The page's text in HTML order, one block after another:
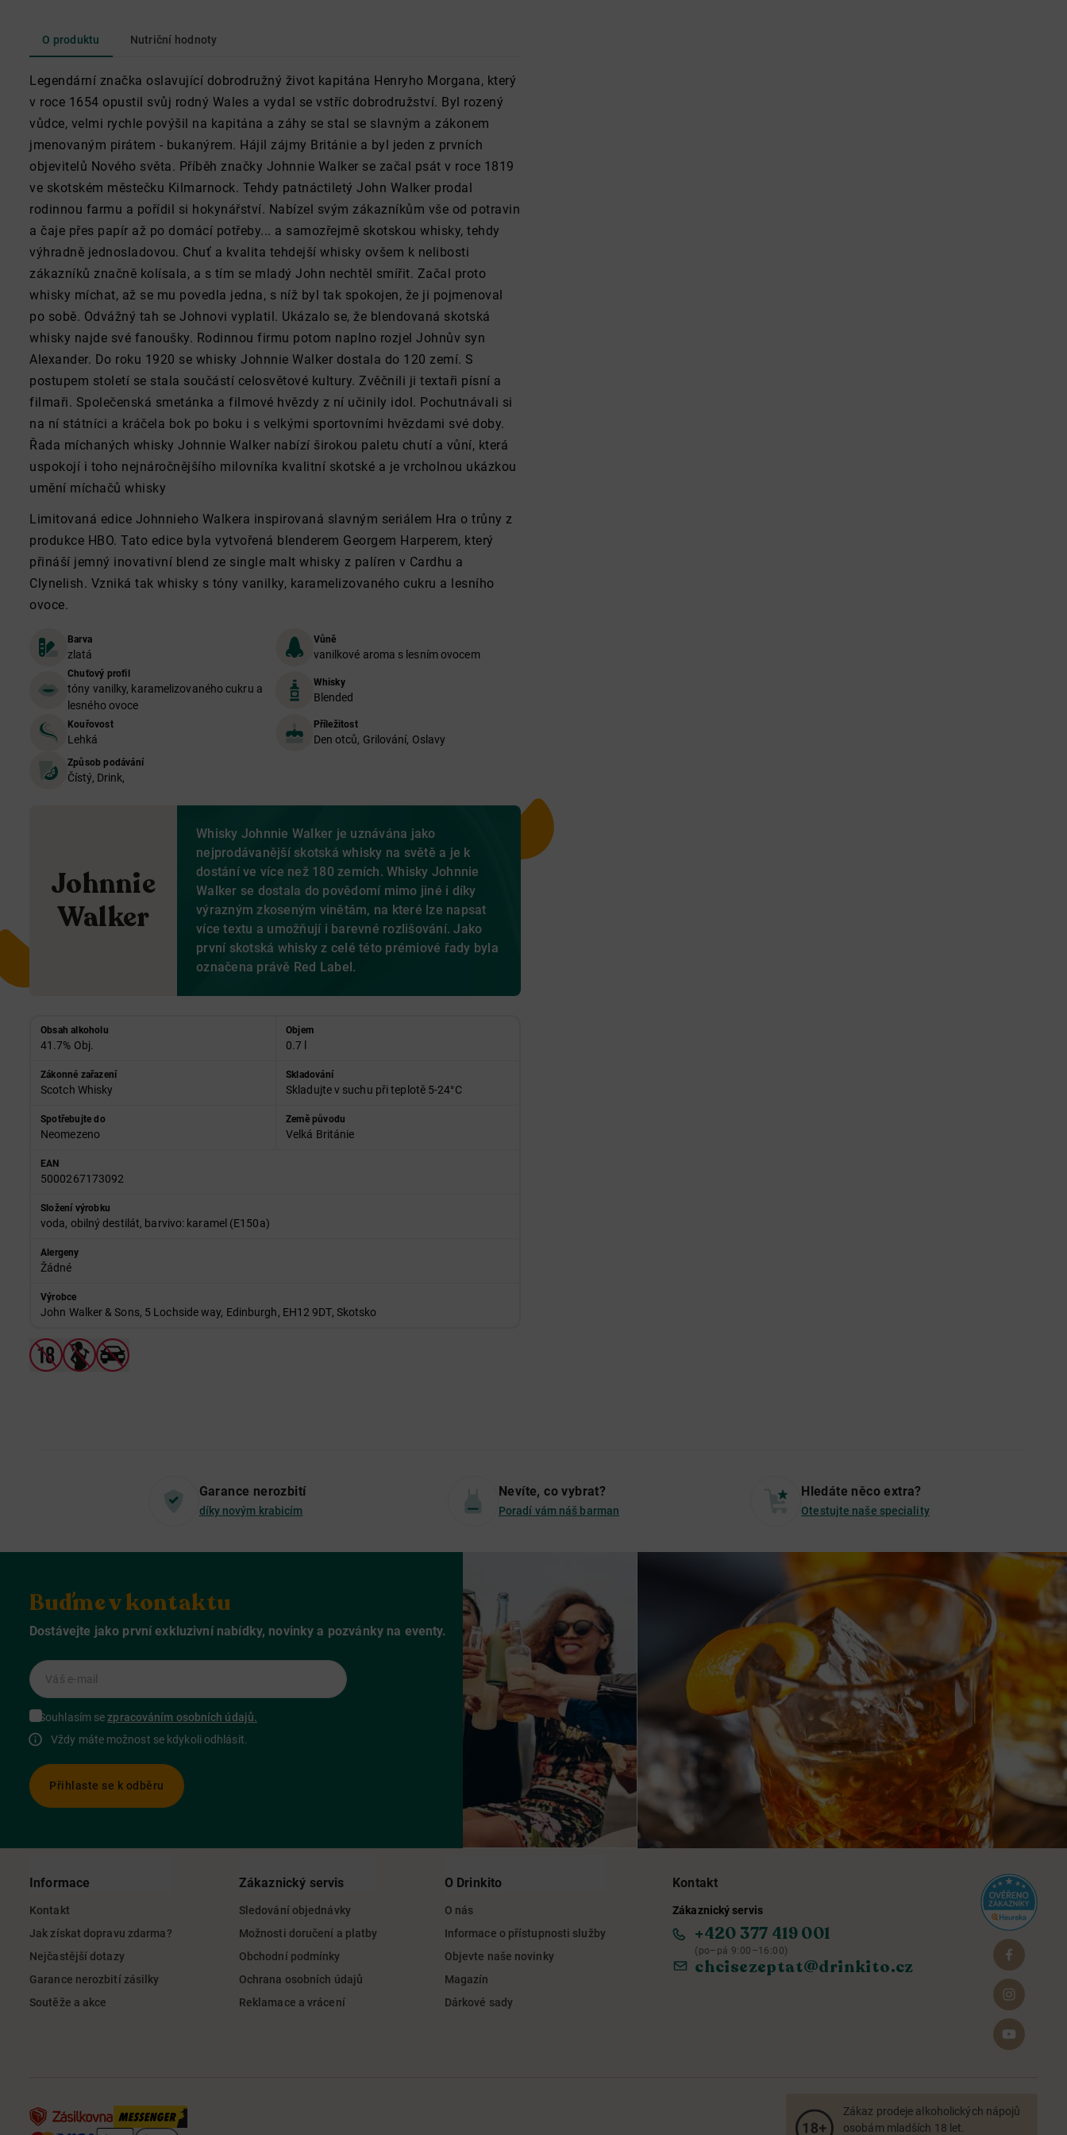
O produktu Nutriční hodnoty
Legendární značka oslavující dobrodružný život kapitána Henryho Morgana, který
v roce 1654 opustil svůj rodný Wales a vydal se vstříc dobrodružství. Byl rozený
vůdce, velmi rychle povýšil na kapitána a záhy se stal se slavným a zákonem
jmenovaným pirátem - bukanýrem. Hájil zájmy Británie a byl jeden z prvních
objevitelů Nového světa. Příběh značky Johnnie Walker se začal psát v roce 1819
ve skotském městečku Kilmarnock. Tehdy patnáctiletý John Walker prodal
rodinnou farmu a pořídil si hokynářství. Nabízel svým zákazníkům vše od potravin
a čaje přes papír až po domácí potřeby... a samozřejmě skotskou whisky, tehdy
výhradně jednosladovou. Chuť a kvalita tehdejší whisky ovšem k nelibosti
zákazníků značně kolísala, a s tím se mladý John nechtěl smířit. Začal proto
whisky míchat, až se mu povedla jedna, s níž byl tak spokojen, že ji pojmenoval
po sobě. Odvážný tah se Johnovi vyplatil. Ukázalo se, že blendovaná skotská
whisky najde své fanoušky. Rodinnou firmu potom naplno rozjel Johnův syn
Alexander. Do roku 1920 se whisky Johnnie Walker dostala do 120 zemí. S
postupem století se stala součástí celosvětové kultury. Zvěčnili ji textaři písní a
filmaři. Společenská smetánka a filmové hvězdy z ní učinily idol. Pochutnávali si
na ní státníci a kráčela bok po boku i s velkými sportovními hvězdami své doby.
Řada míchaných whisky Johnnie Walker nabízí širokou paletu chutí a vůní, která
uspokojí i toho nejnáročnějšího milovníka kvalitní skotské a je vrcholnou ukázkou
umění míchačů whisky
Limitovaná edice Johnnieho Walkera inspirovaná slavným seriálem Hra o trůny z
produkce HBO. Tato edice byla vytvořená blenderem Georgem Harperem, který
přináší jemný inovativní blend ze single malt whisky z palíren v Cardhu a
Clynelish. Vzniká tak whisky s tóny vanilky, karamelizovaného cukru a lesního
ovoce.
Barva
zlatá
Vůně
vanilkové aroma s lesním ovocem
Chuťový profil
tóny vanilky, karamelizovaného cukru a
lesného ovoce
Whisky
Blended
Kouřovost
Lehká
Příležitost
Den otců, Grilování, Oslavy
Způsob podávání
Čístý, Drink,
Johnnie
Walker
Whisky Johnnie Walker je uznávána jako
nejprodávanější skotská whisky na světě a je k
dostání ve více než 180 zemích. Whisky Johnnie
Walker se dostala do povědomí mimo jiné i díky
výrazným zkoseným vinětám, na které lze napsat
více textu a umožňují i barevné rozlišování. Jako
první skotská whisky z celé této prémiové řady byla
označena právě Red Label.
Obsah alkoholu
41.7% Obj.
Objem
0.7 l
Zákonné zařazení
Scotch Whisky
Skladování
Skladujte v suchu při teplotě 5-24°C
Spotřebujte do
Neomezeno
Země původu
Velká Británie
EAN
5000267173092
Složení výrobku
voda, obilný destilát, barvivo: karamel (E150a)
Alergeny
Žádné
Výrobce
John Walker & Sons, 5 Lochside way, Edinburgh, EH12 9DT, Skotsko
Garance nerozbití
díky novým krabicím
Nevíte, co vybrat?
Poradí vám náš barman
Hledáte něco extra?
Otestujte naše speciality
Buďme v kontaktu
Dostávejte jako první exkluzivní nabídky, novinky a pozvánky na eventy.
Váš e-mail
Souhlasím sezpracováním osobních údajů.
Vždy máte možnost se kdykoli odhlásit.
Přihlaste se k odběru
Informace
Kontakt
Jak získat dopravu zdarma?
Nejčastější dotazy
Garance nerozbití zásilky
Soutěže a akce
Zákaznický servis
Sledování objednávky
Možnosti doručení a platby
Obchodní podmínky
Ochrana osobních údajů
Reklamace a vrácení
O Drinkito
O nás
Informace o přístupnosti služby
Objevte naše novinky
Magazín
Dárkové sady
Kontakt
Zákaznický servis
+420 377 419 001
(po–pá 9:00–16:00)
chcisezeptat@drinkito.cz
Zákaz prodeje alkoholických nápojů
osobám mladších 18 let.